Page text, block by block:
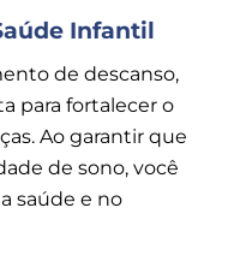
Infantil
de descanso,
para fortalecer o
Ao garantir que
de sono, você
saúde e no